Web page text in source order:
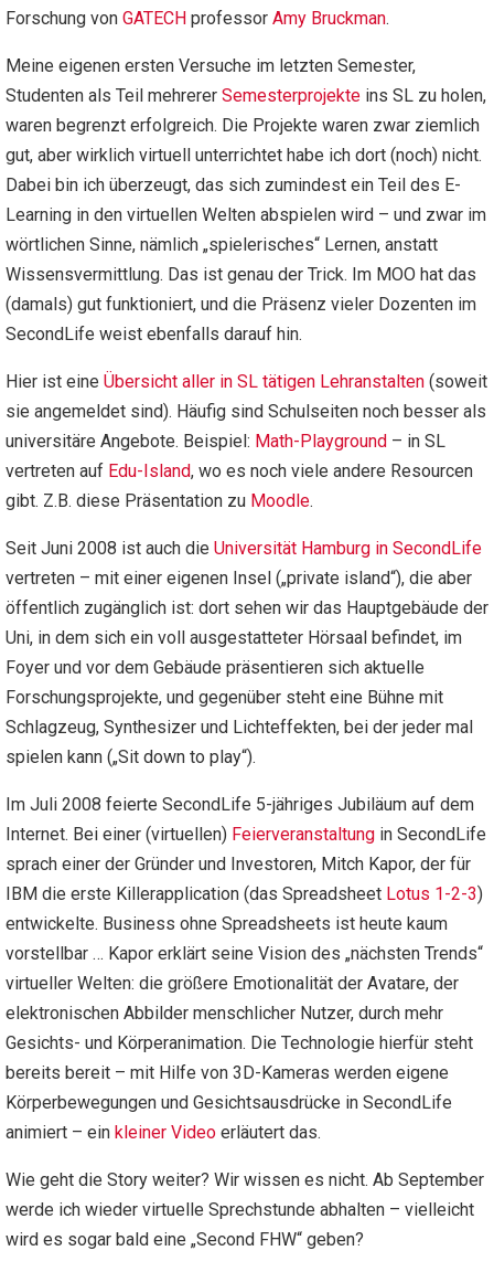
Forschung von GATECH professor Amy Bruckman.
Meine eigenen ersten Versuche im letzten Semester,
Studenten als Teil mehrerer Semesterprojekte ins SL zu holen,
waren begrenzt erfolgreich. Die Projekte waren zwar ziemlich
gut, aber wirklich virtuell unterrichtet habe ich dort (noch) nicht.
Dabei bin ich überzeugt, das sich zumindest ein Teil des E-
Learning in den virtuellen Welten abspielen wird – und zwar im
wörtlichen Sinne, nämlich „spielerisches“ Lernen, anstatt
Wissensvermittlung. Das ist genau der Trick. Im MOO hat das
(damals) gut funktioniert, und die Präsenz vieler Dozenten im
SecondLife weist ebenfalls darauf hin.
Hier ist eine Übersicht aller in SL tätigen Lehranstalten (soweit
sie angemeldet sind). Häufig sind Schulseiten noch besser als
universitäre Angebote. Beispiel: Math-Playground – in SL
vertreten auf Edu-Island, wo es noch viele andere Resourcen
gibt. Z.B. diese Präsentation zu Moodle.
Seit Juni 2008 ist auch die Universität Hamburg in SecondLife
vertreten – mit einer eigenen Insel („private island“), die aber
öffentlich zugänglich ist: dort sehen wir das Hauptgebäude der
Uni, in dem sich ein voll ausgestatteter Hörsaal befindet, im
Foyer und vor dem Gebäude präsentieren sich aktuelle
Forschungsprojekte, und gegenüber steht eine Bühne mit
Schlagzeug, Synthesizer und Lichteffekten, bei der jeder mal
spielen kann („Sit down to play“).
Im Juli 2008 feierte SecondLife 5-jähriges Jubiläum auf dem
Internet. Bei einer (virtuellen) Feierveranstaltung in SecondLife
sprach einer der Gründer und Investoren, Mitch Kapor, der für
IBM die erste Killerapplication (das Spreadsheet Lotus 1-2-3)
entwickelte. Business ohne Spreadsheets ist heute kaum
vorstellbar … Kapor erklärt seine Vision des „nächsten Trends“
virtueller Welten: die größere Emotionalität der Avatare, der
elektronischen Abbilder menschlicher Nutzer, durch mehr
Gesichts- und Körperanimation. Die Technologie hierfür steht
bereits bereit – mit Hilfe von 3D-Kameras werden eigene
Körperbewegungen und Gesichtsausdrücke in SecondLife
animiert – ein kleiner Video erläutert das.
Wie geht die Story weiter? Wir wissen es nicht. Ab September
werde ich wieder virtuelle Sprechstunde abhalten – vielleicht
wird es sogar bald eine „Second FHW“ geben?